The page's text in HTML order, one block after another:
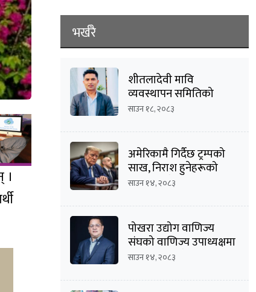
।
भर्खरै
शीतलादेवी मावि
व्यवस्थापन समितिको
अध्यक्षमा दीपक कार्की
साउन १८, २०८३
अमेरिकामै गिर्दैछ ट्रम्पको
साख, निराश हुनेहरूको
संख्या बढ्दै
साउन १४, २०८३
पोखरा उद्योग वाणिज्य
संघको वाणिज्य उपाध्यक्षमा
मनोज कुमार श्रेष्ठको
साउन १४, २०८३